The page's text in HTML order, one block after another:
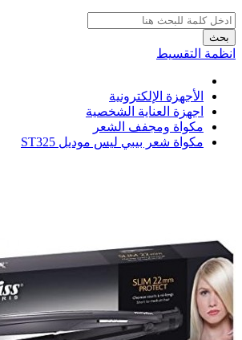
بحث
انظمة التقسيط
الأجهزة الإلكترونية
اجهزة العناية الشخصية
مكواة ومجفف الشعر
مكواة شعر بيبي ليس موديل ST325